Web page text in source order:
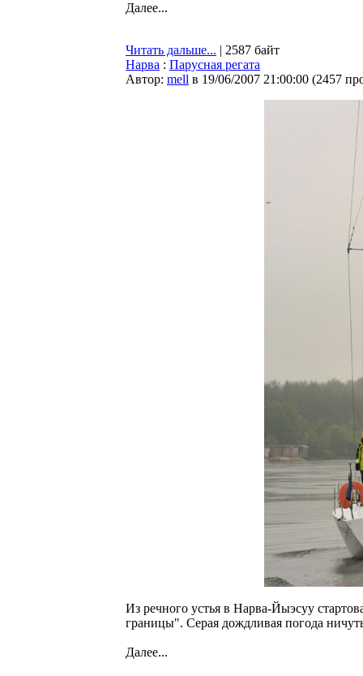
Далее...
Читать дальше... | 2587 байт
Нарва : Парусная регата
Автор: mell в 19/06/2007 21:00:00 (2457
Из речного устья в Нарва-Йыэсуу
границы". Серая дождливая погода
Далее...